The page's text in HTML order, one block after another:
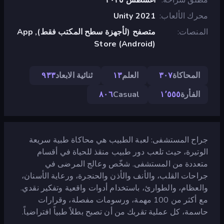
محرك الألعاب Unity 2021
المنصات
متصفح (لأجهزة سطح المكتب فقط), App
Store (Android)
المحاكاة٣٠٧ العلم١٣ ثنائية الابعاد٩٣٣
الفأرة١٬٥٥٥ Casual٨٠٦
جراح المستشفى: لعبة الطبيب هي محاكاة طبية سريعة
الوتيرة، حيث تلعب دور طبيب منقذ للحياة في أقسام
متعددة من المستشفى. شخّص وعالج المرضى في
جراحات القلب، والأنف والأذن والحنجرة، ورعاية الأسنان،
والعظام، والطوارئ، باستخدام أدوات واقعية وتفكير نقدي.
مع أكثر من 100 مهمة، ورسومات مفصلة، وقرارات
حاسمة، كل عملية تقربك من أن تصبح بطلاً طبياً افتراضياً.